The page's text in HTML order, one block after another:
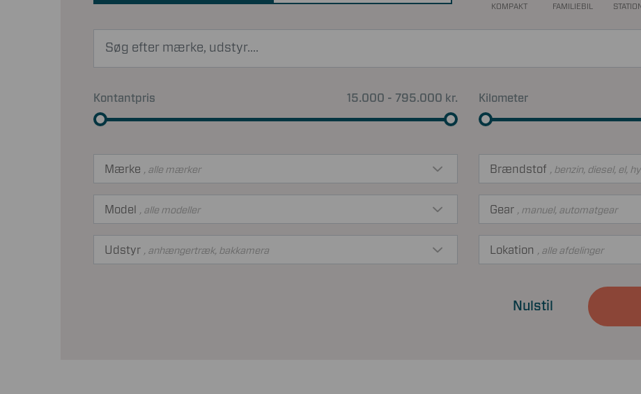
KOMPAKT FAMILIEBIL
Kontantpris 15.000 - 795.000 kr. Kilometer
Mærke , alle mærker
Model , alle modeller
Brændstof , benzin, diesel, el,
Gear , manuel, automatgear
Udstyr , anhængertræk, bakkamera Lokation , alle afdelinger
Nulstil